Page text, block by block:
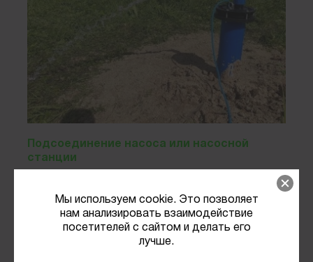
Подсоединение насоса или насосной
станции
Мы используем cookie. Это позволяет
нам анализировать взаимодействие
посетителей с сайтом и делать его
лучше.